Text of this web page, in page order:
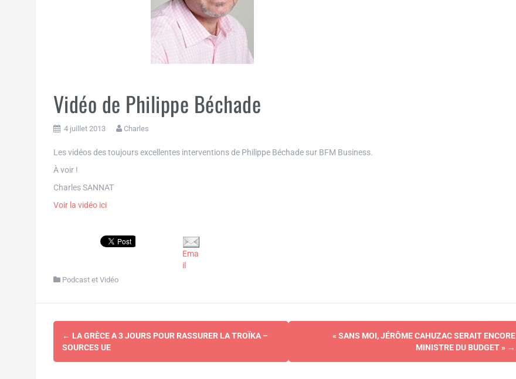
Vidéo de Philippe Béchade
4 juillet 2013 Charles
Les vidéos des toujours excellentes interventions de Philippe Béchade sur BFM Business.
À voir !
Charles SANNAT
Voir la vidéo ici
Ema
il
Podcast et Vidéo
Navigation
d'article
← LA GRÈCE A 3 JOURS POUR RASSURER LA TROÏKA –
SOURCES UE
« SANS MOI, JÉRÔME CAHUZAC SERAIT ENCORE
MINISTRE DU BUDGET » →